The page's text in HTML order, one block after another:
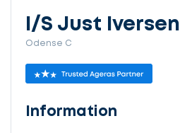
I/S Just Iversen
Odense C
Information